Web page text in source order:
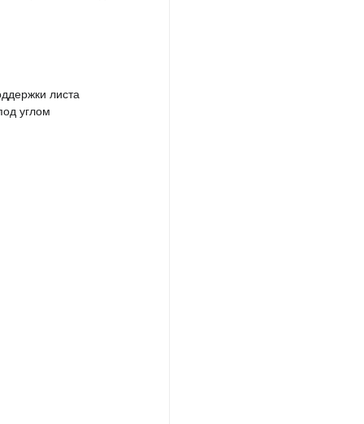
листа
углом